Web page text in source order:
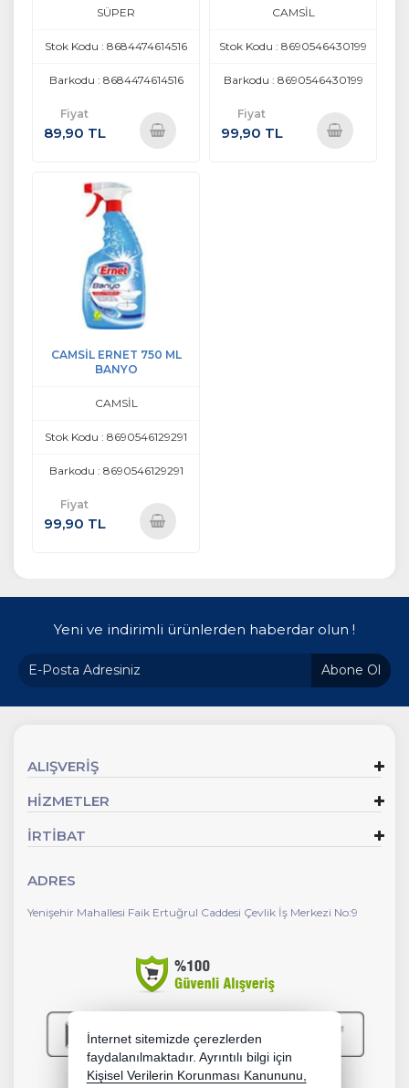
SÜPER
Stok Kodu : 8684474614516
Barkodu : 8684474614516
Fiyat
89,90 TL
CAMSİL
Stok Kodu : 8690546430199
Barkodu : 8690546430199
Fiyat
99,90 TL
CAMSİL ERNET 750 ML
BANYO
CAMSİL
Stok Kodu : 8690546129291
Barkodu : 8690546129291
Fiyat
99,90 TL
Yeni ve indirimli ürünlerden haberdar olun !
Abone Ol
ALIŞVERİŞ
HİZMETLER
İRTİBAT
ADRES
Yenişehir Mahallesi Faik Ertuğrul Caddesi Çevlik İş Merkezi No:9
İnternet sitemizde çerezlerden
faydalanılmaktadır. Ayrıntılı bilgi için
Kişisel Verilerin Korunması Kanununu,